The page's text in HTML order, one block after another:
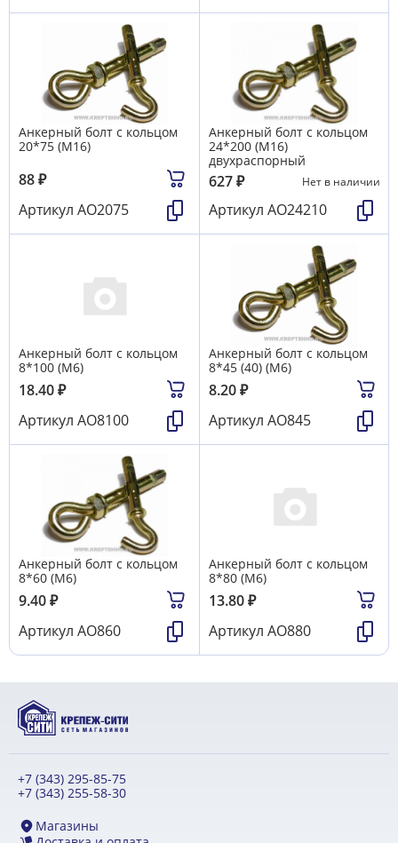
Анкерный болт с кольцом
20*75 (М16)
88₽
Артикул АО2075
Анкерный болт с кольцом
24*200 (М16)
двухраспорный
627₽ Нет в наличии
Артикул АО24210
Анкерный болт с кольцом
8*100 (М6)
18.40₽
Артикул АО8100
Анкерный болт с кольцом
8*45 (40) (М6)
8.20₽
Артикул АО845
Анкерный болт с кольцом
8*60 (М6)
9.40₽
Артикул АО860
Анкерный болт с кольцом
8*80 (М6)
13.80₽
Артикул АО880
+7 (343) 295-85-75
+7 (343) 255-58-30
Магазины